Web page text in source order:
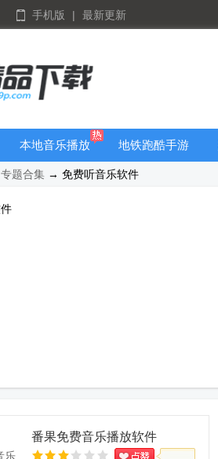
手机版 | 最新更新
本地音乐播放
地铁跑酷手游
专题合集 → 免费听音乐软件
番果免费音乐播放软件